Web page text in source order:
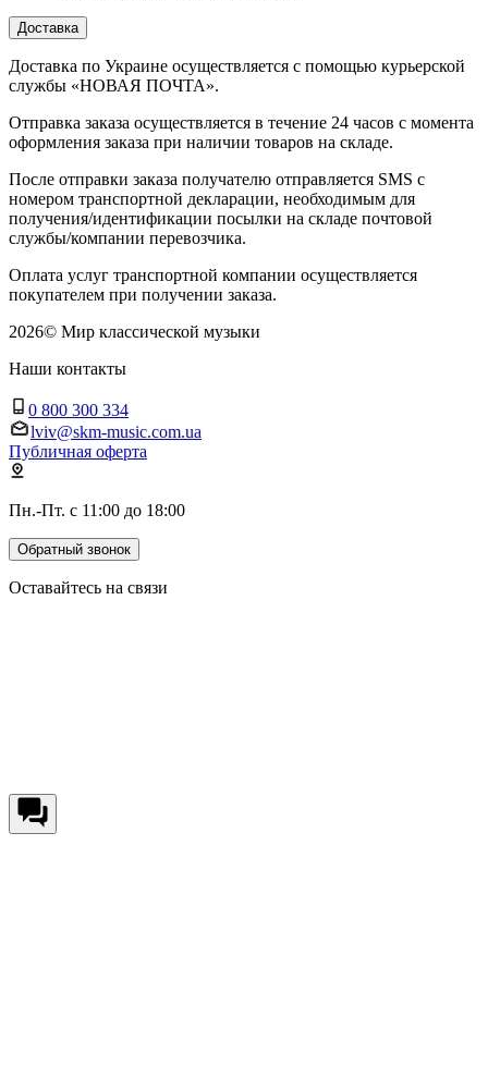
Доставка
Доставка по Украине осуществляется с помощью курьерской
службы «НОВАЯ ПОЧТА».
Отправка заказа осуществляется в течение 24 часов с момента
оформления заказа при наличии товаров на складе.
После отправки заказа получателю отправляется SMS с
номером транспортной декларации, необходимым для
получения/идентификации посылки на складе почтовой
службы/компании перевозчика.
Оплата услуг транспортной компании осуществляется
покупателем при получении заказа.
2026© Мир классической музыки
Наши контакты
0 800 300 334
lviv@skm-music.com.ua
Публичная оферта
Пн.-Пт. с 11:00 до 18:00
Обратный звонок
Оставайтесь на связи